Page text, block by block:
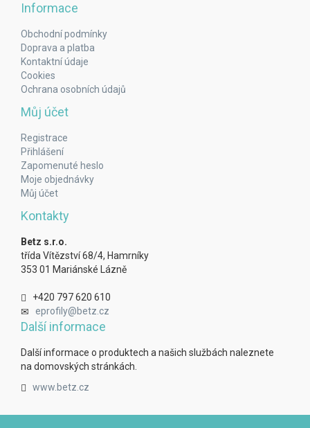
Informace
Obchodní podmínky
Doprava a platba
Kontaktní údaje
Cookies
Ochrana osobních údajů
Můj účet
Registrace
Přihlášení
Zapomenuté heslo
Moje objednávky
Můj účet
Kontakty
Betz s.r.o.
třída Vítězství 68/4, Hamrníky
353 01 Mariánské Lázně
+420 797 620 610
eprofily@betz.cz
Další informace
Další informace o produktech a našich službách naleznete
na domovských stránkách.
www.betz.cz